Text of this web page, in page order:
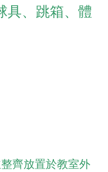
具、跳箱、體
齊放置於教室外